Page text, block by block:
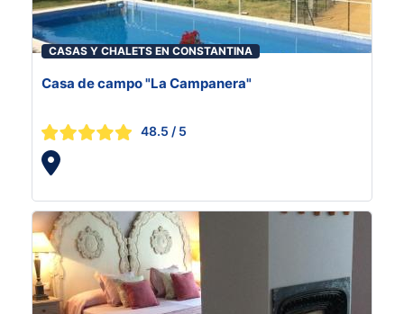
CASAS Y CHALETS EN CONSTANTINA
Casa de campo "La Campanera"
48.5 / 5